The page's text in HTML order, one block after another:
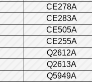
CE278A
CE283A
CE505A
CE255A
Q2612A
Q2613A
Q5949A